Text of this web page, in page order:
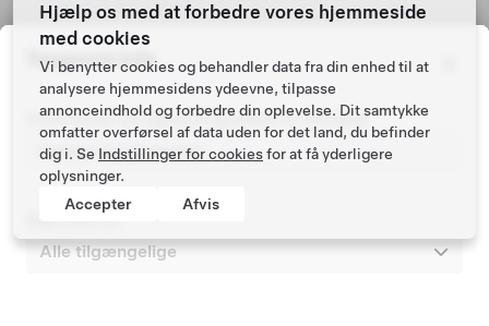
Tesla © 2026
Søgeområde
Postnummer på registreringsattest for køretøjet
Hjælp os med at forbedre vores hjemmeside
med cookies
Vi benytter cookies og behandler data fra din enhed til at
analysere hjemmesidens ydeevne, tilpasse
annonceindhold og forbedre din oplevelse. Dit samtykke
omfatter overførsel af data uden for det land, du befinder
dig i. Se Indstillinger for cookiesfor at få yderligere
oplysninger.
Accepter
Afvis